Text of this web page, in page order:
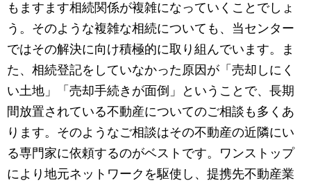
もますます相続関係が複雑になっていくことでしょ
う。そのような複雑な相続についても、当センター
ではその解決に向け積極的に取り組んでいます。ま
た、相続登記をしていなかった原因が「売却しにく
い土地」「売却手続きが面倒」ということで、長期
間放置されている不動産についてのご相談も多くあ
ります。そのようなご相談はその不動産の近隣にい
る専門家に依頼するのがベストです。ワンストップ
により地元ネットワークを駆使し、提携先不動産業